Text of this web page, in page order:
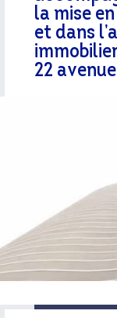
la mise
et dans
22